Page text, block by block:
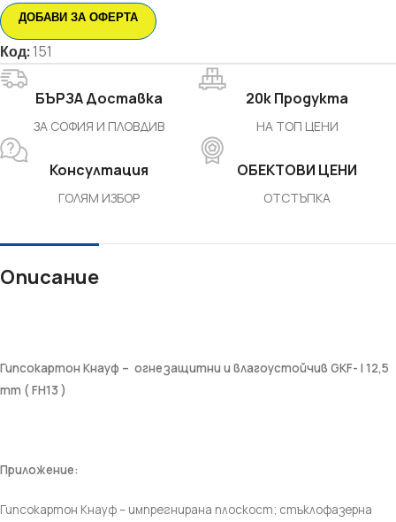
ДОБАВИ ЗА ОФЕРТА
Код:151
БЪРЗА Доставка
ЗА СОФИЯ И ПЛОВДИВ
20k Продукта
НА ТОП ЦЕНИ
Консултация
ГОЛЯМ ИЗБОР
ОБЕКТОВИ ЦЕНИ
ОТСТЪПКА
Описание
Гипсокартон Кнауф – огнезащитни и влагоустойчив GKF- I 12,5
mm ( FH13 )
Приложение:
Гипсокартон Кнауф – импрегнирана плоскост; стъклофазерна